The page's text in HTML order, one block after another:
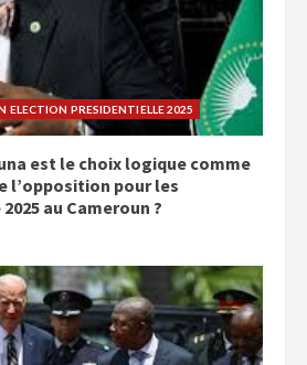
ELECTION PRESIDENTIELLE 2025
est le choix logique comme
l’opposition pour les
au Cameroun ?